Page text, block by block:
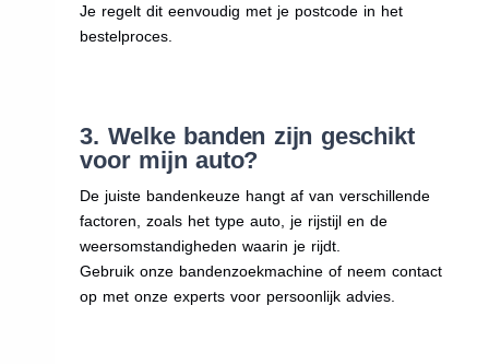
Je regelt dit eenvoudig met je postcode in het
bestelproces.
3. Welke banden zijn geschikt
voor mijn auto?
De juiste bandenkeuze hangt af van verschillende
factoren, zoals het type auto, je rijstijl en de
weersomstandigheden waarin je rijdt.
Gebruik onze bandenzoekmachine of neem contact
op met onze experts voor persoonlijk advies.